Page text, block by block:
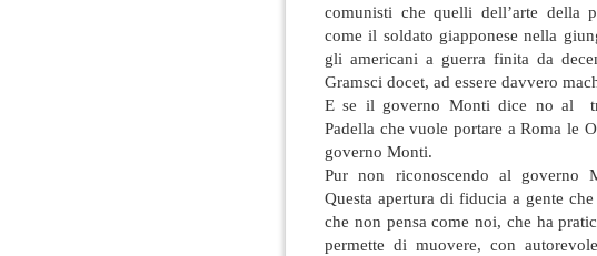
comunisti che quelli dell’arte della
come il soldato giapponese nella
gli americani a guerra finita da
Gramsci docet, ad essere davvero
E se il governo Monti dice no al
Padella che vuole portare a Roma le
governo Monti.
Pur non riconoscendo al governo
Questa apertura di fiducia a gente
che non pensa come noi, che ha
permette di muovere, con